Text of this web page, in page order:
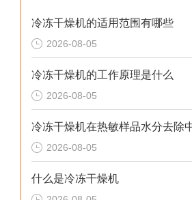
冷冻干燥机的适用范围有哪些
2026-08-05
冷冻干燥机的工作原理是什么
2026-08-05
2026-08-05
什么是冷冻干燥机